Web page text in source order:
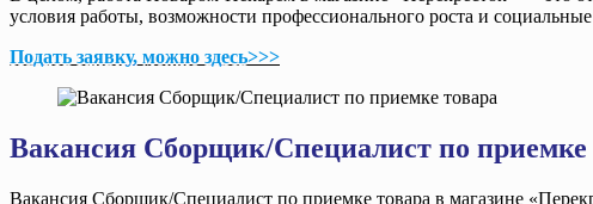
условия работы, возможности профессионального роста и
Подать заявку, можно здесь>>>
Вакансия Сборщик/Специалист по приемке
Вакансия Сборщик/Специалист по приемке товара в магазине